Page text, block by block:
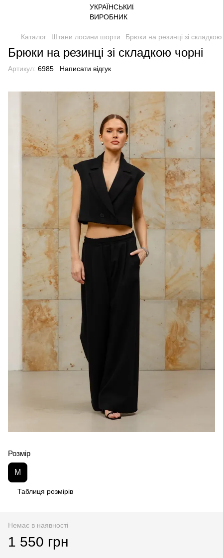
Каталог Штани лосини шорти Брюки на резинці зі складкою
Брюки на резинці зі складкою чорні
Артикул: 6985 Написати відгук
Розмір
M
Таблиця розмірів
Немає в наявності
1 550 грн